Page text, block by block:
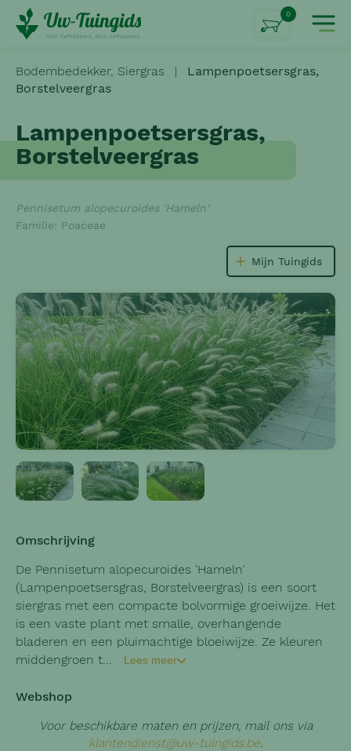
0
Bodembedekker, Siergras | Lampenpoetsersgras,
Borstelveergras
Lampenpoetsersgras,
Borstelveergras
Pennisetum alopecuroides 'Hameln'
Familie: Poaceae
Mijn Tuingids
Omschrijving
De Pennisetum alopecuroides 'Hameln'
(Lampenpoetsersgras, Borstelveergras) is een soort
siergras met een compacte bolvormige groeiwijze. Het
is een vaste plant met smalle, overhangende
bladeren en een pluimachtige bloeiwijze. Ze kleuren
middengroen t...
Lees meer
Webshop
Voor beschikbare maten en prijzen, mail ons via
klantendienst@uw-tuingids.be.